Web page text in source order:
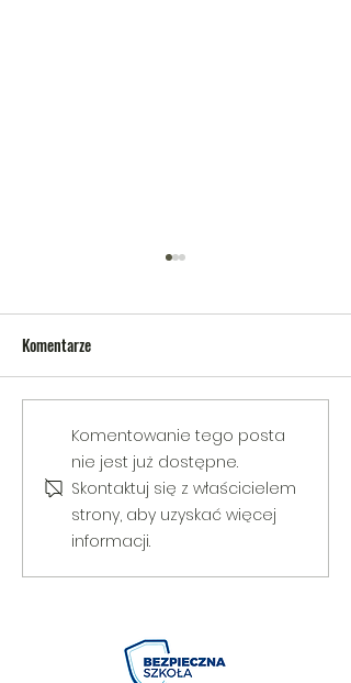
V Gminny Turniej Szachowy o
Puchar Burmistrza Bełżyc
Komentarze
Komentowanie tego posta
nie jest już dostępne.
Skontaktuj się z właścicielem
strony, aby uzyskać więcej
informacji.